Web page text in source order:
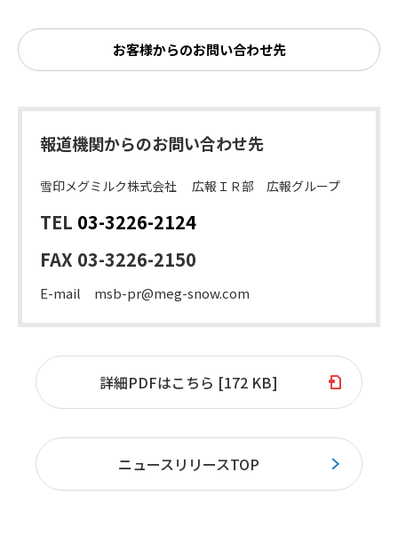
お客様からのお問い合わせ先
報道機関からのお問い合わせ先
雪印メグミルク株式会社 広報ＩＲ部 広報グループ
TEL 03-3226-2124
FAX 03-3226-2150
E-mail msb-pr@meg-snow.com
詳細PDFはこちら [172 KB]
ニュースリリースTOP